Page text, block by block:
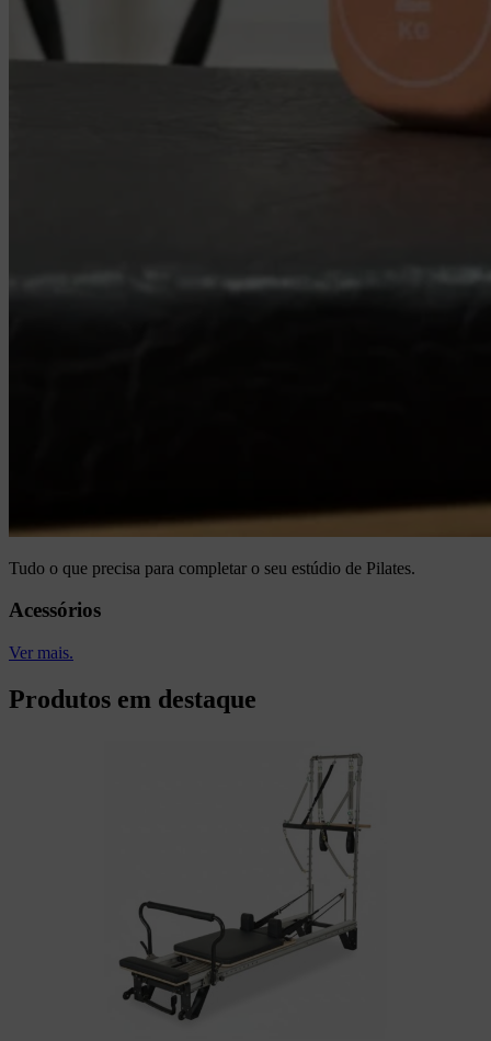
Tudo o que precisa para completar o seu estúdio de Pilates.
Acessórios
Ver mais.
Produtos em destaque